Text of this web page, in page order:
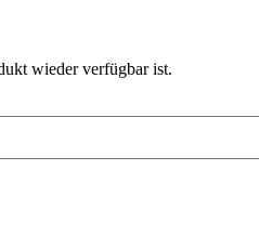
wieder verfügbar ist.